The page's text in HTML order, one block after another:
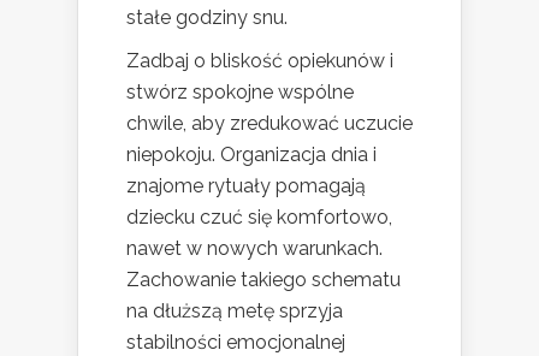
stałe godziny snu.
Zadbaj o bliskość opiekunów i
stwórz spokojne wspólne
chwile, aby zredukować uczucie
niepokoju. Organizacja dnia i
znajome rytuały pomagają
dziecku czuć się komfortowo,
nawet w nowych warunkach.
Zachowanie takiego schematu
na dłuższą metę sprzyja
stabilności emocjonalnej